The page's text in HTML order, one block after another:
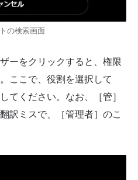
の検索画面
ーをクリックすると、権限
ここで、役割を選択して
てください。なお、［管］
訳ミスで、［管理者］のこ